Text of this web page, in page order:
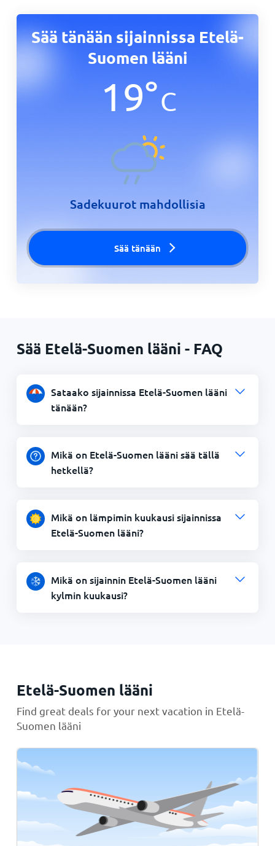
Sää tänään sijainnissa Etelä-
Suomen lääni
19°C
Sadekuurot mahdollisia
Sää tänään
Sää Etelä-Suomen lääni - FAQ
Sataako sijainnissa Etelä-Suomen lääni
tänään?
Mikä on Etelä-Suomen lääni sää tällä
hetkellä?
Mikä on lämpimin kuukausi sijainnissa
Etelä-Suomen lääni?
Mikä on sijainnin Etelä-Suomen lääni
kylmin kuukausi?
Etelä-Suomen lääni
Find great deals for your next vacation in Etelä-
Suomen lääni